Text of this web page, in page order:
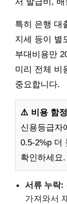
특히 은행 대
지세 등이 별
부대비용만
미리 전체 비
중요합니다.
⚠️ 비용 함
신용등급자
0.5-2%p 더
확인하세요.
서류 누락:
가져와서